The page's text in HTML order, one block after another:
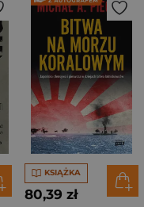
KSIĄŻKA
80,39 zł